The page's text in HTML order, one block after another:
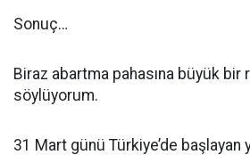
Sonuç…
Biraz abartma pahasına büyük bir
söylüyorum.
31 Mart günü Türkiye’de başlayan